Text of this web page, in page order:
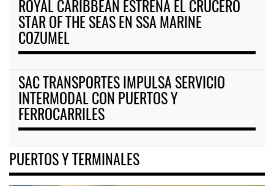
ROYAL CARIBBEAN ESTRENA EL CRUCERO
STAR OF THE SEAS EN SSA MARINE
COZUMEL
SAC TRANSPORTES IMPULSA SERVICIO
INTERMODAL CON PUERTOS Y
FERROCARRILES
PUERTOS Y TERMINALES